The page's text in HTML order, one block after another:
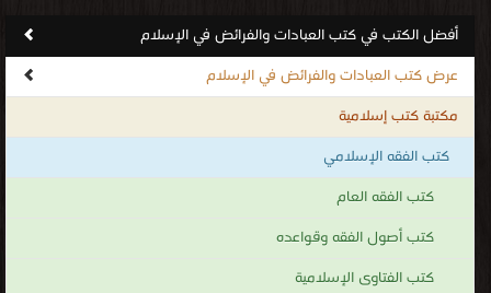
أفضل الكتب في كتب العبادات والفرائض في الإسلام
عرض كتب العبادات والفرائض في الإسلام
مكتبة كتب إسلامية
كتب الفقه الإسلامي
كتب الفقه العام
كتب أصول الفقه وقواعده
كتب الفتاوى الإسلامية